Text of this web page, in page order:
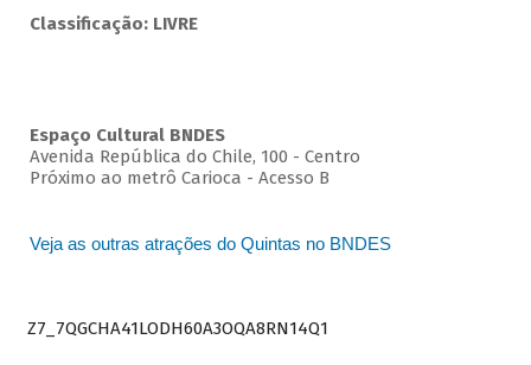
Classificação: LIVRE
Espaço Cultural BNDES
Avenida República do Chile, 100 - Centro
Próximo ao metrô Carioca - Acesso B
Veja as outras atrações do Quintas no BNDES
Z7_7QGCHA41LODH60A3OQA8RN14Q1